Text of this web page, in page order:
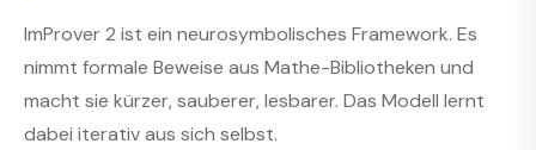
ImProver 2 ist ein neurosymbolisches Framework. Es
nimmt formale Beweise aus Mathe-Bibliotheken und
macht sie kürzer, sauberer, lesbarer. Das Modell lernt
dabei iterativ aus sich selbst.